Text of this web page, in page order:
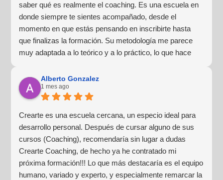
saber qué es realmente el coaching. Es una escuela en
donde siempre te sientes acompañado, desde el
momento en que estás pensando en inscribirte hasta
que finalizas la formación. Su metodología me parece
muy adaptada a lo teórico y a lo práctico, lo que hace
¡Para mí fue una excelente experiencia!
Alberto Gonzalez
1 mes ago
Crearte es una escuela cercana, un especio ideal para
desarrollo personal. Después de cursar alguno de sus
cursos (Coaching), recomendaría sin lugar a dudas
Crearte Coaching, de hecho ya he contratado mi
próxima formación!!! Lo que más destacaría es el equipo
humano, variado y experto, y especialmente remarcar la